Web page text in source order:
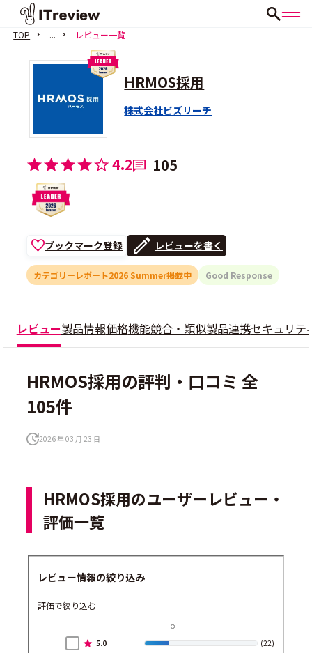
TOP ... レビュー一覧
HRMOS採用
株式会社ビズリーチ
4.2 105
ブックマーク登録 レビューを書く
カテゴリーレポート2026 Summer掲載中 Good Response
レビュー製品情報価格機能競合・類似製品連携セキュリテ
HRMOS採用の評判・口コミ 全
105件
2026 年 03 月 23 日
HRMOS採用のユーザーレビュー・
評価一覧
レビュー情報の絞り込み
評価で絞り込む
5.0 (22)